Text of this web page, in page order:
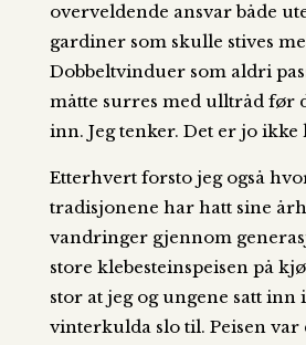
overveldende ansvar både
gardiner som skulle stives
Dobbeltvinduer som aldri
måtte surres med ulltråd før
inn. Jeg tenker. Det er jo ikke
Etterhvert forsto jeg også
tradisjonene har hatt sine
vandringer gjennom
store klebesteinspeisen på
stor at jeg og ungene satt inn
vinterkulda slo til. Peisen var